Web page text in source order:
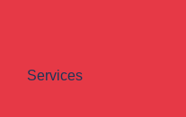
Services